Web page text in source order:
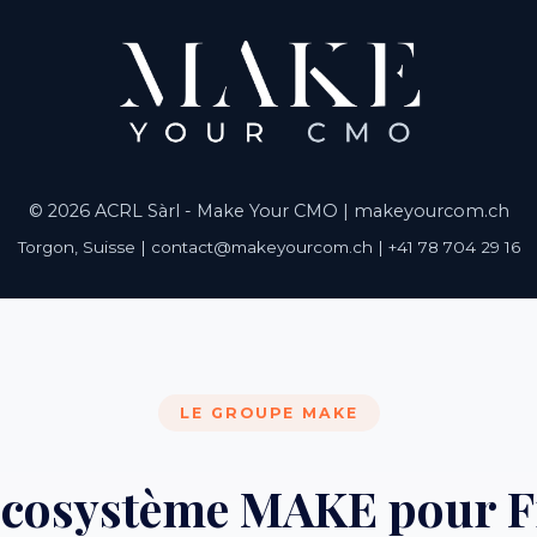
© 2026 ACRL Sàrl - Make Your CMO | makeyourcom.ch
Torgon, Suisse | contact@makeyourcom.ch | +41 78 704 29 16
LE GROUPE MAKE
MAKE pour